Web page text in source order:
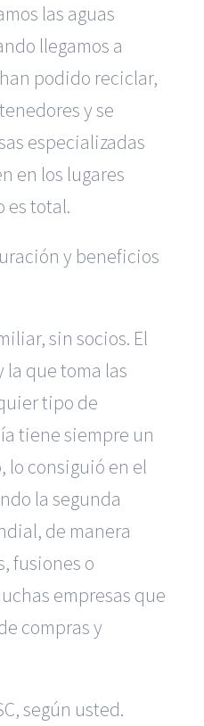
las aguas
llegamos a
podido reciclar,
y se
especializadas
en los lugares
es total.
y beneficios
sin socios. El
la que toma las
tipo de
tiene siempre un
lo consiguió en el
la segunda
de manera
fusiones o
empresas que
compras y
según usted.